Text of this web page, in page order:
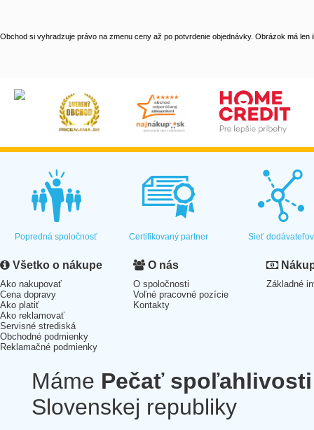
Obchod si vyhradzuje právo na zmenu ceny až po potvrdenie objednávky. Obrázok má len
Popredná spoločnosť Certifikovaný partner Sieť dodávateľov
Všetko o nákupe
Ako nakupovať
Cena dopravy
Ako platiť
Ako reklamovať
Servisné strediská
Obchodné podmienky
Reklamačné podmienky
O nás
O spoločnosti
Voľné pracovné pozície
Kontakty
Základné
Máme Pečať spoľahlivosti
Slovenskej republiky